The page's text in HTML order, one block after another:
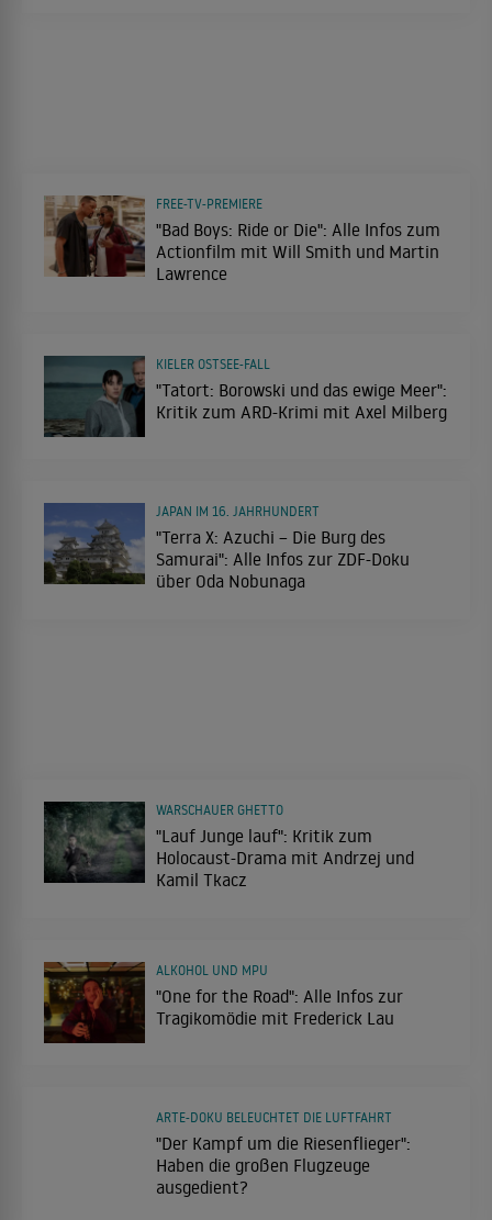
"Bad Boys: Ride or Die": Alle Infos zum
Actionfilm mit Will Smith und Martin
Lawrence
FREE-TV-PREMIERE
"Tatort: Borowski und das ewige Meer":
Kritik zum ARD-Krimi mit Axel Milberg
KIELER OSTSEE-FALL
"Terra X: Azuchi – Die Burg des
Samurai": Alle Infos zur ZDF-Doku
über Oda Nobunaga
JAPAN IM 16. JAHRHUNDERT
"Lauf Junge lauf": Kritik zum
Holocaust-Drama mit Andrzej und
Kamil Tkacz
WARSCHAUER GHETTO
"One for the Road": Alle Infos zur
Tragikomödie mit Frederick Lau
ALKOHOL UND MPU
"Der Kampf um die Riesenflieger":
Haben die großen Flugzeuge
ausgedient?
ARTE-DOKU BELEUCHTET DIE LUFTFAHRT